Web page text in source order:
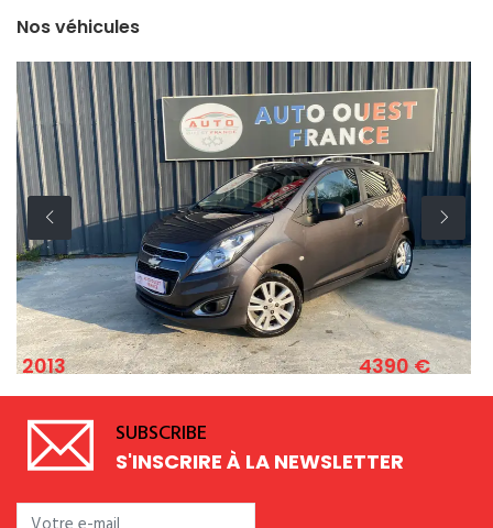
Nos véhicules
SPARK 1.2 ESSENCE 82 CV
4390 € 2011
SUBSCRIBE
S'INSCRIRE À LA NEWSLETTER